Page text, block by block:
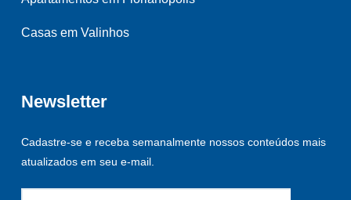
Casas em Valinhos
Newsletter
Cadastre-se e receba semanalmente nossos conteúdos mais
atualizados em seu e-mail.